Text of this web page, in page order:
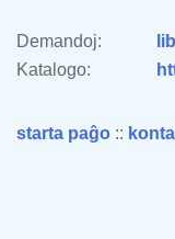
Demandoj:
Katalogo:
starta paĝo ::